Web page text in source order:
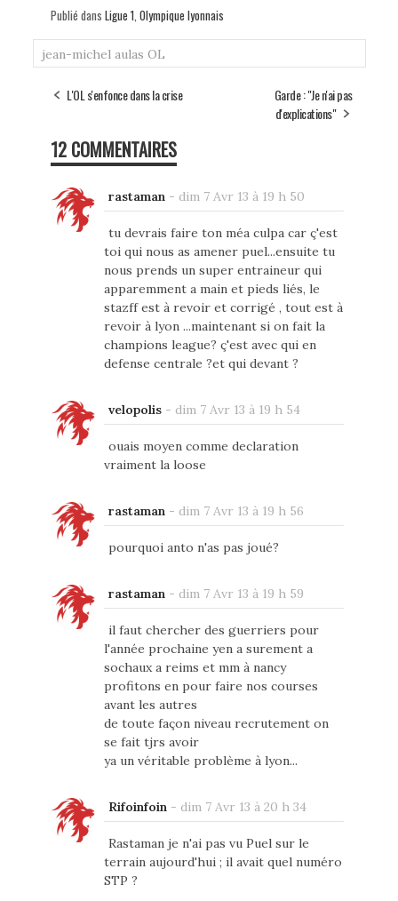
Publié dans Ligue 1, Olympique lyonnais
jean-michel aulas OL
L'OL s'enfonce dans la crise
Garde : "Je n'ai pas
d'explications"
12 COMMENTAIRES
rastaman- dim 7 Avr 13 à 19 h 50
tu devrais faire ton méa culpa car ç'est
toi qui nous as amener puel...ensuite tu
nous prends un super entraineur qui
apparemment a main et pieds liés, le
stazff est à revoir et corrigé , tout est à
revoir à lyon ...maintenant si on fait la
champions league? ç'est avec qui en
defense centrale ?et qui devant ?
velopolis- dim 7 Avr 13 à 19 h 54
ouais moyen comme declaration
vraiment la loose
rastaman- dim 7 Avr 13 à 19 h 56
pourquoi anto n'as pas joué?
rastaman- dim 7 Avr 13 à 19 h 59
il faut chercher des guerriers pour
l'année prochaine yen a surement a
sochaux a reims et mm à nancy
profitons en pour faire nos courses
avant les autres
de toute façon niveau recrutement on
se fait tjrs avoir
ya un véritable problème à lyon...
Rifoinfoin- dim 7 Avr 13 à 20 h 34
Rastaman je n'ai pas vu Puel sur le
terrain aujourd'hui ; il avait quel numéro
STP ?